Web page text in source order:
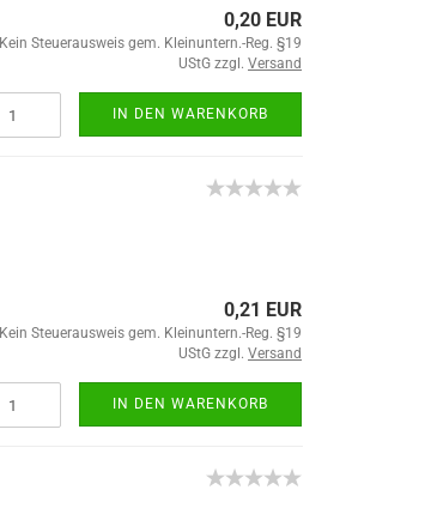
0,20 EUR
Kein Steuerausweis gem. Kleinuntern.-Reg. §19
UStG zzgl. Versand
IN DEN WARENKORB
0,21 EUR
Kein Steuerausweis gem. Kleinuntern.-Reg. §19
UStG zzgl. Versand
IN DEN WARENKORB